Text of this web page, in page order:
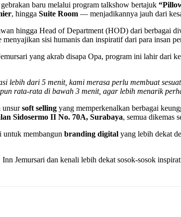
baru melalui program talkshow bertajuk
, hingga Suite Room — menjadikannya jauh dari
hingga Head of Department (HOD) dari
sisi humanis dan inspiratif dari para insan
yang akrab disapa Opa, program ini lahir dari
lebih dari 5 menit, kami merasa perlu membuat
rata-rata di bawah 3 menit, agar lebih menarik
unsursoft selling yang memperkenalkan berbagai
Sidosermo II No. 70A, Surabaya, semua dikemas
untuk membangun branding digital yang lebih dekat
Jemursari dan kenali lebih dekat sosok-sosok